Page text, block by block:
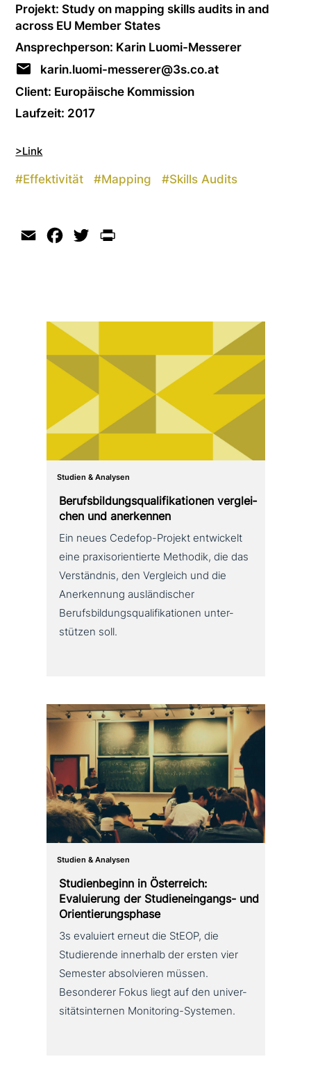
Projekt: Study on mapping skills audits in and
across EU Member States
Ansprechperson: Karin Luomi-Messerer
karin.luomi-messerer@3s.co.at
Client: Europäische Kommission
Laufzeit: 2017
>Link
#Effektivität #Mapping #Skills Audits
Email Facebook
Twitter
Studien & Analysen
Berufsbildungsqualifikationen ver­glei­
chen und anerkennen
Ein neues Cedefop-Projekt ent­wickelt
eine pra­xis­ori­en­tier­te Methodik, die das
Verständnis, den Vergleich und die
Anerkennung aus­län­di­scher
Berufsbildungsqualifikationen unter­
stüt­zen soll.
Studien & Analysen
Studienbeginn in Österreich:
Evaluierung der Studieneingangs- und
Orientierungsphase
3s evaluiert erneut die StEOP, die
Studierende innerhalb der ersten vier
Semester absol­vie­ren müssen.
Besonderer Fokus liegt auf den uni­ver­
si­täts­in­ter­nen Monitoring-Systemen.